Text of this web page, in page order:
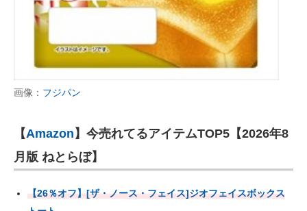
画像： フジパン
【Amazon 】今売れてるアイテムTOP5【2026年8
月版 ねとらぼ】
【26％オフ】[ザ・ノース・フェイス]ジオフェイスボックス